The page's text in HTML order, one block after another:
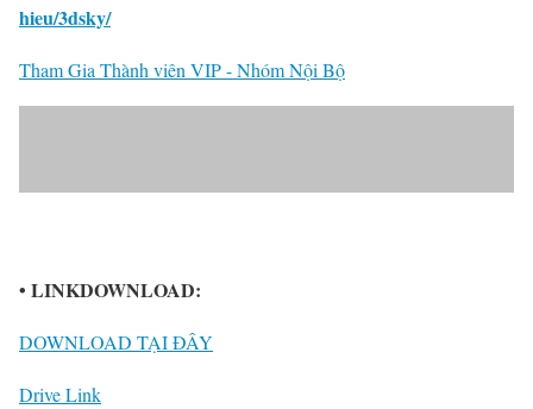
hieu/3dsky/
Tham Gia Thành viên VIP - Nhóm Nội Bộ
• LINKDOWNLOAD:
DOWNLOAD TẠI ĐÂY
Drive Link